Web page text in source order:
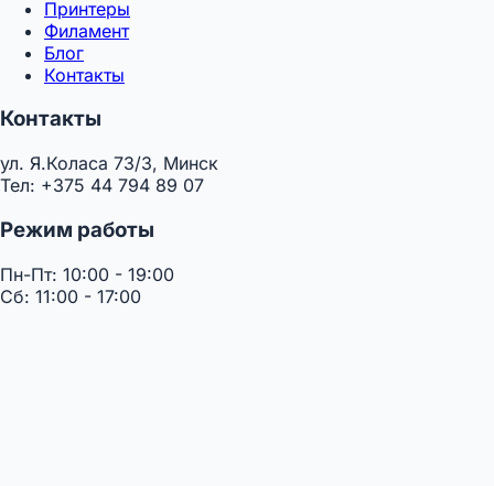
Принтеры
Филамент
Блог
Контакты
Контакты
ул. Я.Коласа 73/3, Минск
Тел: +375 44 794 89 07
Режим работы
Пн-Пт: 10:00 - 19:00
Сб: 11:00 - 17:00